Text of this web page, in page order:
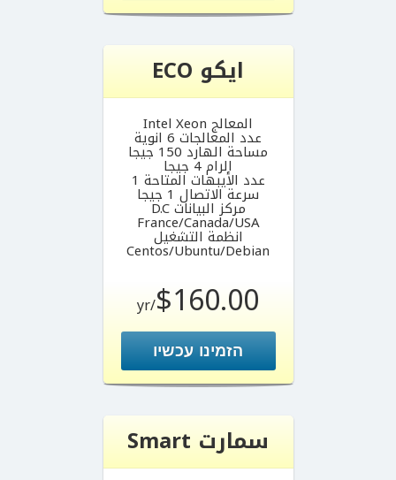
ايكو ECO
المعالج Intel Xeon
عدد المعالجات 6 انوية
مساحة الهارد 150 جيجا
الرام 4 جيجا
عدد الأيبهات المتاحة 1
سرعة الاتصال 1 جيجا
مركز البيانات D.C
France/Canada/USA
انظمة التشغيل
Centos/Ubuntu/Debian
$160.00
/yr
הזמינו עכשיו
سمارت Smart